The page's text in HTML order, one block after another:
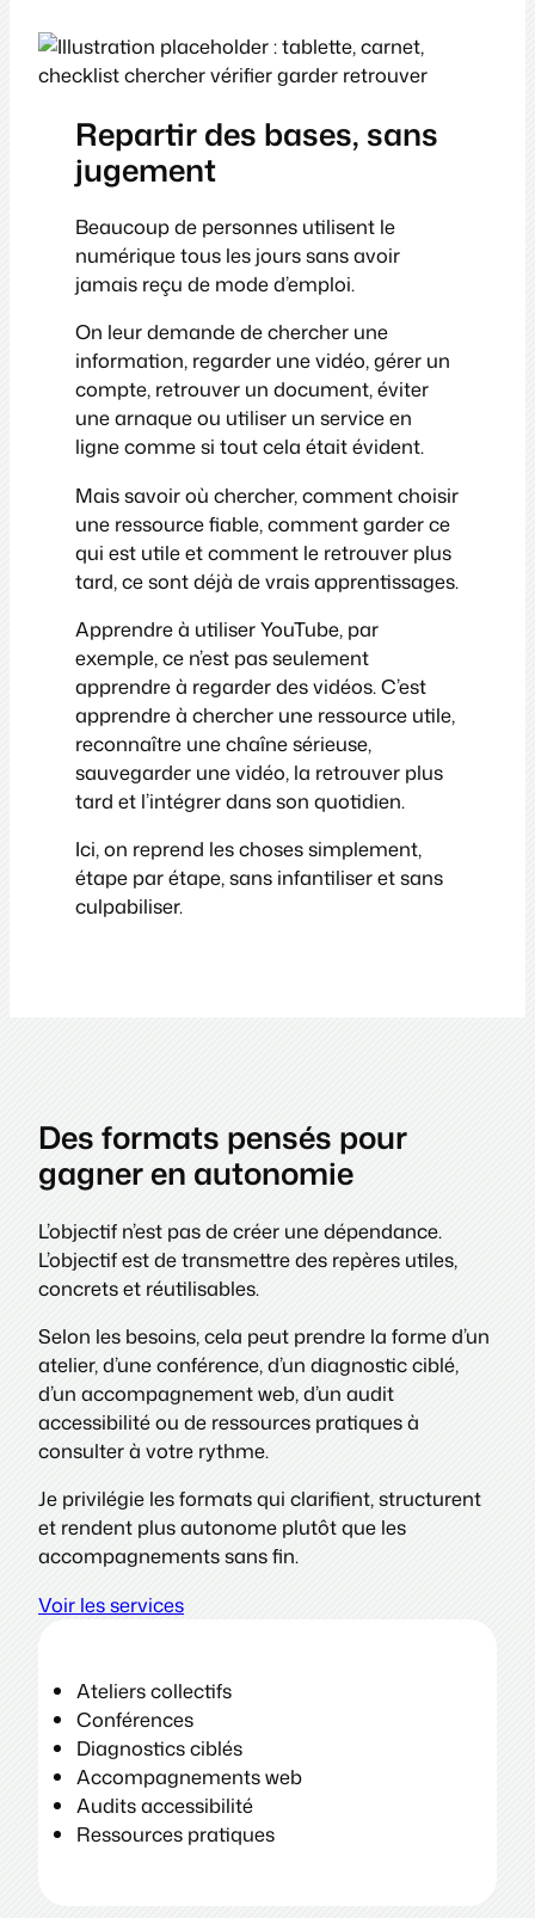
Repartir des bases, sans
jugement
Beaucoup de personnes utilisent le
numérique tous les jours sans avoir
jamais reçu de mode d’emploi.
On leur demande de chercher une
information, regarder une vidéo, gérer un
compte, retrouver un document, éviter
une arnaque ou utiliser un service en
ligne comme si tout cela était évident.
Mais savoir où chercher, comment choisir
une ressource fiable, comment garder ce
qui est utile et comment le retrouver plus
tard, ce sont déjà de vrais apprentissages.
Apprendre à utiliser YouTube, par
exemple, ce n’est pas seulement
apprendre à regarder des vidéos. C’est
apprendre à chercher une ressource utile,
reconnaître une chaîne sérieuse,
sauvegarder une vidéo, la retrouver plus
tard et l’intégrer dans son quotidien.
Ici, on reprend les choses simplement,
étape par étape, sans infantiliser et sans
culpabiliser.
Des formats pensés pour
gagner en autonomie
L’objectif n’est pas de créer une dépendance.
L’objectif est de transmettre des repères utiles,
concrets et réutilisables.
Selon les besoins, cela peut prendre la forme d’un
atelier, d’une conférence, d’un diagnostic ciblé,
d’un accompagnement web, d’un audit
accessibilité ou de ressources pratiques à
consulter à votre rythme.
Je privilégie les formats qui clarifient, structurent
et rendent plus autonome plutôt que les
accompagnements sans fin.
Voir les services
Ateliers collectifs
Conférences
Diagnostics ciblés
Accompagnements web
Audits accessibilité
Ressources pratiques